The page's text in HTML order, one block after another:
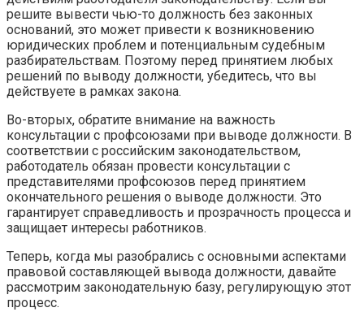
решите вывести чью-то должность без законных
оснований, это может привести к возникновению
юридических проблем и потенциальным судебным
разбирательствам. Поэтому перед принятием любых
решений по выводу должности, убедитесь, что вы
действуете в рамках закона.
Во-вторых, обратите внимание на важность
консультации с профсоюзами при выводе должности. В
соответствии с российским законодательством,
работодатель обязан провести консультации с
представителями профсоюзов перед принятием
окончательного решения о выводе должности. Это
гарантирует справедливость и прозрачность процесса и
защищает интересы работников.
Теперь, когда мы разобрались с основными аспектами
правовой составляющей вывода должности, давайте
рассмотрим законодательную базу, регулирующую этот
процесс.